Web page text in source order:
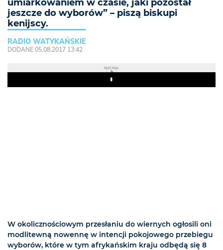
umiarkowaniem w czasie, jaki pozostał
jeszcze do wyborów” – piszą biskupi
kenijscy.
RADIO WATYKAŃSKIE
DODANE 05.08.2017 13:42
REKLAMA
Play
W okolicznościowym przesłaniu do wiernych ogłosili oni
modlitewną nowennę w intencji pokojowego przebiegu
wyborów, które w tym afrykańskim kraju odbędą się 8